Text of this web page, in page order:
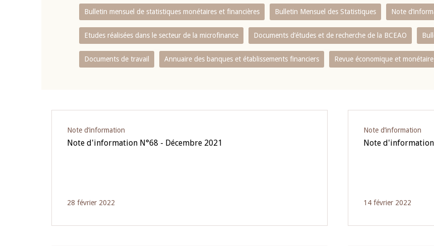
Bulletin mensuel de statistiques monétaires et financières Bulletin Mensuel des Statistiques Note
Etudes réalisées dans le secteur de la microfinance Documents d’études et de recherche de la BCEAO
Documents de travail Annuaire des banques et établissements financiers Revue économique et monétaire
Note d’information
Note d'information N°68 - Décembre 2021
28 février 2022
Note d’information
Note d'information
14 février 2022